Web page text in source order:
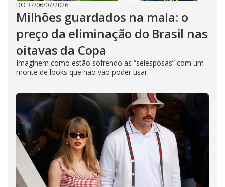
DO R7/06/07/2026
Milhões guardados na mala: o
preço da eliminação do Brasil nas
oitavas da Copa
Imaginem como estão sofrendo as “selesposas” com um
monte de looks que não vão poder usar